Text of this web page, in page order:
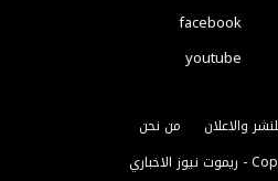
facebook
youtube
والاعلان
من نحن
ريموت نيوز الاخباري